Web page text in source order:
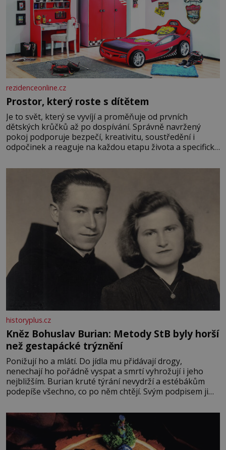
rezidenceonline.cz
Prostor, který roste s dítětem
Je to svět, který se vyvíjí a proměňuje od prvních
dětských krůčků až po dospívání. Správně navržený
pokoj podporuje bezpečí, kreativitu, soustředění i
odpočinek a reaguje na každou etapu života a specifické
měkkost a bezpečí, proto by pokoj miminka měl působit
především klidně a útulně. Předškolní věk je
historyplus.cz
Kněz Bohuslav Burian: Metody StB byly horší
než gestapácké trýznění
Ponižují ho a mlátí. Do jídla mu přidávají drogy,
nenechají ho pořádně vyspat a smrtí vyhrožují i jeho
nejbližším. Burian kruté týrání nevydrží a estébákům
podepíše všechno, co po něm chtějí. Svým podpisem jim
fyzický ani psychický nátlak. Syn brněnského řezníka
chce být knězem a